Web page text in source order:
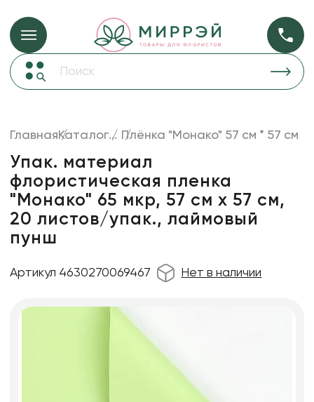
Упаковка для цветов и подарков Упаковка для
прозрачная
Лента
Товары для флористов
Пакеты для цветов и подарков
Искусственные цветы и растения
ГлавнаяКаталог... Плёнка "Монако" 57 см * 57 см
Упак. материал
флористическая пленка
"Монако" 65 мкр, 57 см х 57 cм,
20 листов/упак., лаймовый
пунш
Артикул 4630270069467 Нет в наличии